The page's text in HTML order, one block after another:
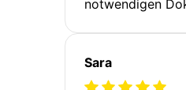
notwendigen
Sara